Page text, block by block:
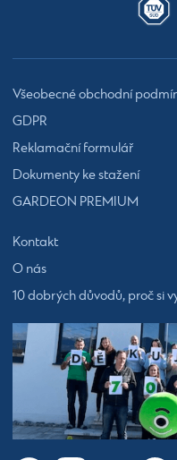
Všeobecné obchodní
GDPR
Reklamační formulář
Dokumenty ke stažení
GARDEON PREMIUM
Kontakt
O nás
10 dobrých důvodů, proč si